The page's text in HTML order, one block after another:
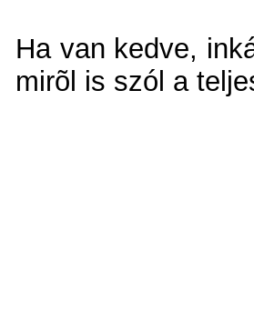
Ha van kedve,
mirõl is szól a